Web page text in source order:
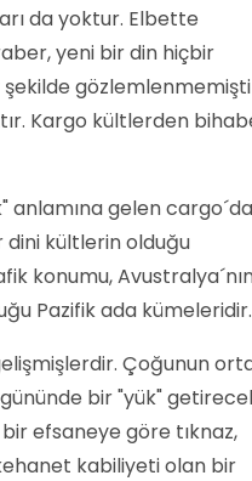
da yoktur. Elbette
yeni bir din hiçbir
şekilde
Kargo kültlerden
anlamına gelen
dini kültlerin olduğu
konumu,
Pazifik ada kümeleridir.
Çoğunun
bir "yük"
efsaneye göre tıknaz,
kabiliyeti olan bir